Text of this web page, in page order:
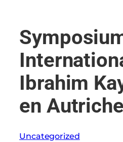
c
r
Ibrahim
en Autriche
Uncategorized